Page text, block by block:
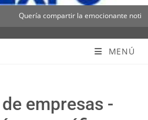
Quería compartir la emocionante
MENÚ
empresas -